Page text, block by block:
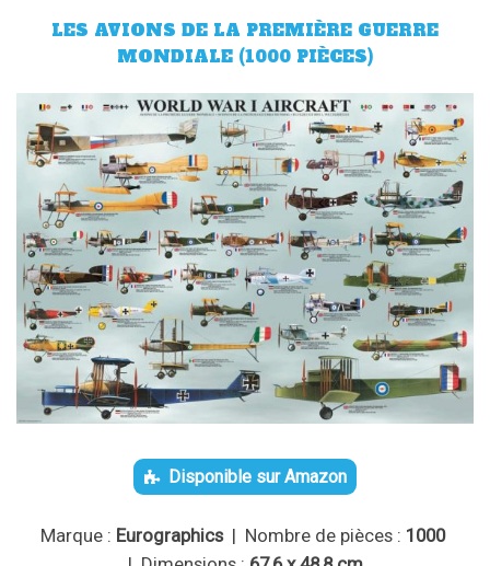
LES AVIONS DE LA PREMIÈRE GUERRE
MONDIALE (1000 PIÈCES)
Disponible sur Amazon
Marque : Eurographics| Nombre de pièces : 1000